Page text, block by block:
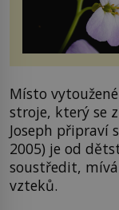
Místo
stroje, který se
Joseph připraví
2005) je od
soustředit,
vzteků.